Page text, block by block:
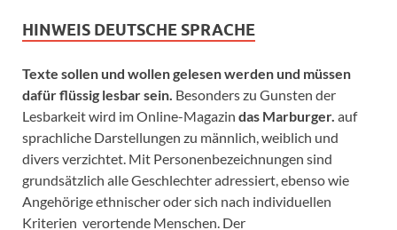
HINWEIS DEUTSCHE SPRACHE
Texte sollen und wollen gelesen werden und müssen
dafür flüssig lesbar sein. Besonders zu Gunsten der
Lesbarkeit wird im Online-Magazin das Marburger. auf
sprachliche Darstellungen zu männlich, weiblich und
divers verzichtet. Mit Personenbezeichnungen sind
grundsätzlich alle Geschlechter adressiert, ebenso wie
Angehörige ethnischer oder sich nach individuellen
Kriterien verortende Menschen. Der